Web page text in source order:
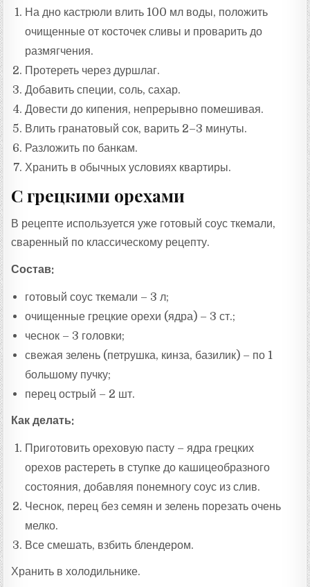
На дно кастрюли влить 100 мл воды, положить
очищенные от косточек сливы и проварить до
размягчения.
Протереть через дуршлаг.
Добавить специи, соль, сахар.
Довести до кипения, непрерывно помешивая.
Влить гранатовый сок, варить 2–3 минуты.
Разложить по банкам.
Хранить в обычных условиях квартиры.
С грецкими орехами
В рецепте используется уже готовый соус ткемали,
сваренный по классическому рецепту.
Состав:
готовый соус ткемали – 3 л;
очищенные грецкие орехи (ядра) – 3 ст.;
чеснок – 3 головки;
свежая зелень (петрушка, кинза, базилик) – по 1
большому пучку;
перец острый – 2 шт.
Как делать:
Приготовить ореховую пасту – ядра грецких
орехов растереть в ступке до кашицеобразного
состояния, добавляя понемногу соус из слив.
Чеснок, перец без семян и зелень порезать очень
мелко.
Все смешать, взбить блендером.
Хранить в холодильнике.